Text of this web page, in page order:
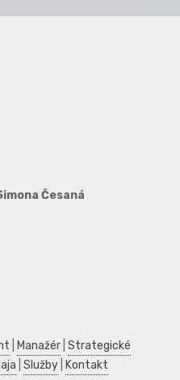
Česaná
Manažér Strategické
Služby Kontakt